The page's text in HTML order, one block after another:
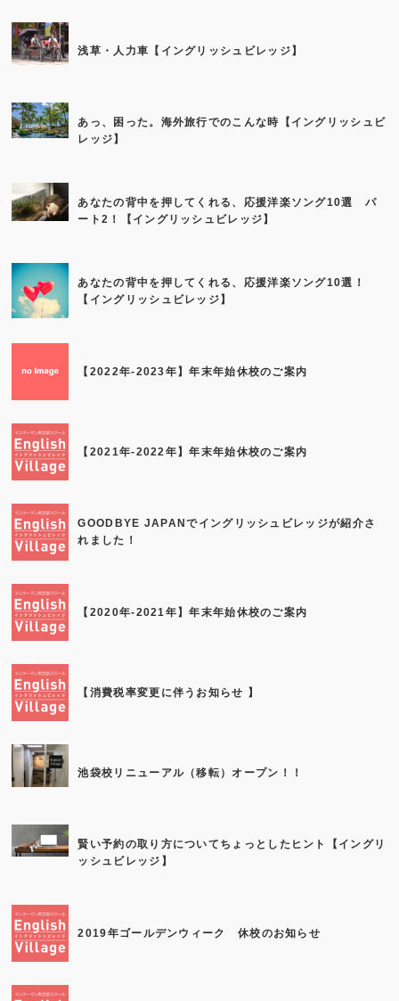
浅草・人力車【イングリッシュビレッジ】
あっ、困った。海外旅行でのこんな時【イングリッシュビ
レッジ】
あなたの背中を押してくれる、応援洋楽ソング10選 パ
ート2！【イングリッシュビレッジ】
あなたの背中を押してくれる、応援洋楽ソング10選！
【イングリッシュビレッジ】
【2022年-2023年】年末年始休校のご案内
【2021年-2022年】年末年始休校のご案内
GOODBYE JAPANでイングリッシュビレッジが紹介さ
れました！
【2020年-2021年】年末年始休校のご案内
【消費税率変更に伴うお知らせ 】
池袋校リニューアル（移転）オープン！！
賢い予約の取り方についてちょっとしたヒント【イングリ
ッシュビレッジ】
2019年ゴールデンウィーク 休校のお知らせ